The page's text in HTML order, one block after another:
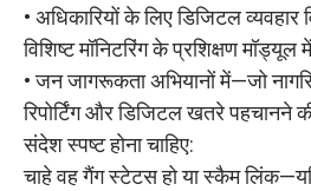
• अधिकारियों के लिए डिजिटल
विशिष्ट मॉनिटरिंग के प्रशिक्षण मॉड्यूल
• जन जागरूकता अभियानों में—जो
रिपोर्टिंग और डिजिटल खतरे पहचानने
संदेश स्पष्ट होना चाहिए:
चाहे वह गैंग स्टेटस हो या स्कैम